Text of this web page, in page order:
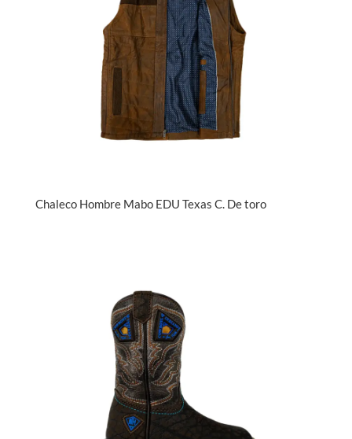
Chaleco Hombre Mabo EDU Texas C. De toro